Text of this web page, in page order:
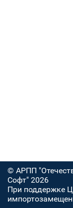
© АРПП
Софт" 2026
При поддержке